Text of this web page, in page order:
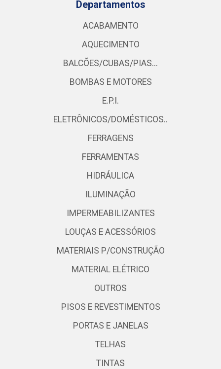
Departamentos
ACABAMENTO
AQUECIMENTO
BALCÕES/CUBAS/PIAS...
BOMBAS E MOTORES
E.P.I.
ELETRÔNICOS/DOMÉSTICOS..
FERRAGENS
FERRAMENTAS
HIDRÁULICA
ILUMINAÇÃO
IMPERMEABILIZANTES
LOUÇAS E ACESSÓRIOS
MATERIAIS P/CONSTRUÇÃO
MATERIAL ELÉTRICO
OUTROS
PISOS E REVESTIMENTOS
PORTAS E JANELAS
TELHAS
TINTAS